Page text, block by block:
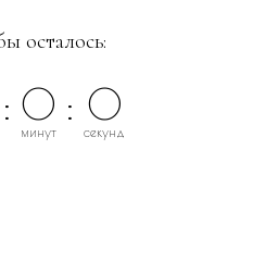
: 0
минут
: 0
секунд
осталось: